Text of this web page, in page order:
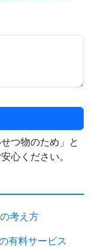
つ物のため」と
心ください。
考え方
有料サービス